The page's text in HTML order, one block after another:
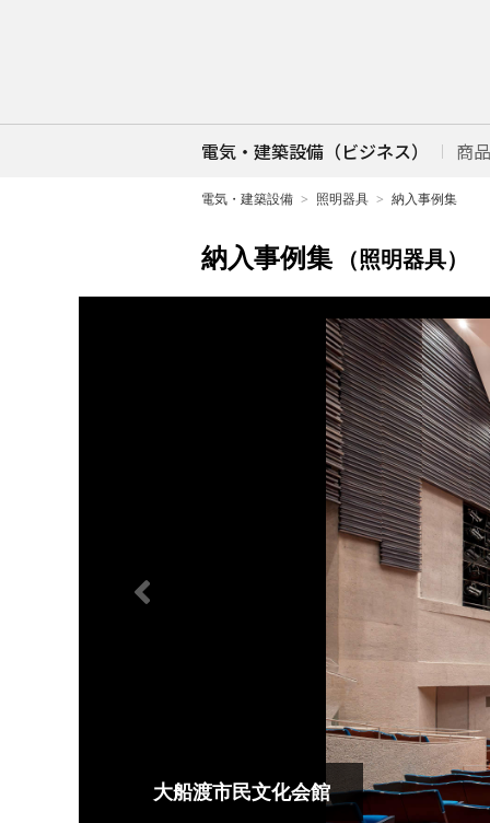
電気・建築設備（ビジネス） 商
電気・建築設備 照明器具 納入事例集
納入事例集 （照明器具）
大船渡市民文化会館